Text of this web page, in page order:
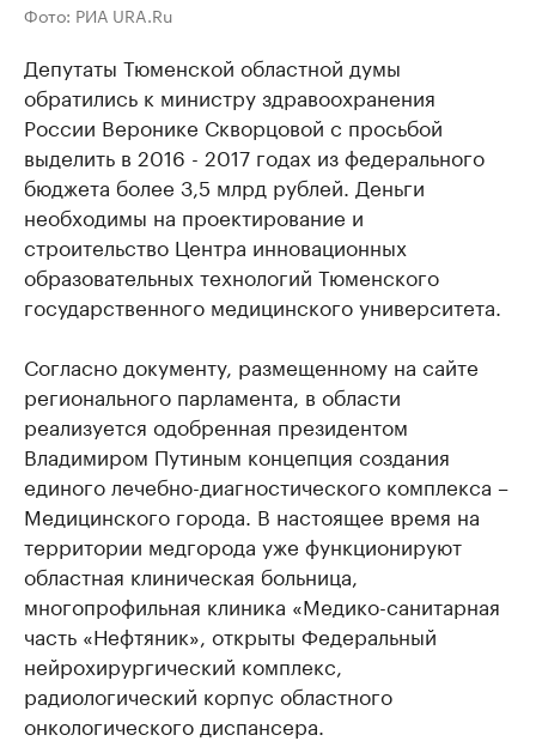
Фото: РИА URA.Ru
Депутаты Тюменской областной думы
обратились к министру здравоохранения
России Веронике Скворцовой с просьбой
выделить в 2016 - 2017 годах из федерального
бюджета более 3,5 млрд рублей. Деньги
необходимы на проектирование и
строительство Центра инновационных
образовательных технологий Тюменского
государственного медицинского университета.
Согласно документу, размещенному на сайте
регионального парламента, в области
реализуется одобренная президентом
Владимиром Путиным концепция создания
единого лечебно-диагностического комплекса –
Медицинского города. В настоящее время на
территории медгорода уже функционируют
областная клиническая больница,
многопрофильная клиника «Медико-санитарная
часть «Нефтяник», открыты Федеральный
нейрохирургический комплекс,
радиологический корпус областного
онкологического диспансера.